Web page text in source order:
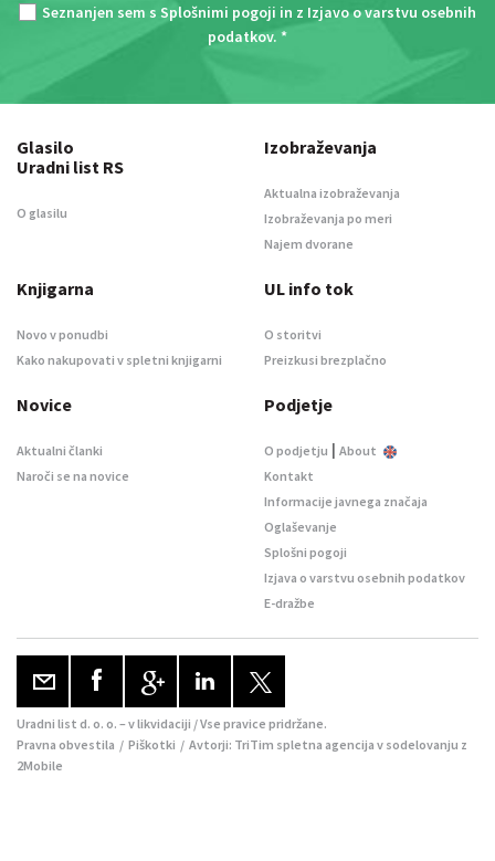
Seznanjen sem s Splošnimi pogoji in z Izjavo o varstvu osebnih
podatkov. *
Glasilo
Uradni list RS
O glasilu
Izobraževanja
Aktualna izobraževanja
Izobraževanja po meri
Najem dvorane
Knjigarna
Novo v ponudbi
Kako nakupovati v spletni knjigarni
UL info tok
O storitvi
Preizkusi brezplačno
Novice
Aktualni članki
Naroči se na novice
Podjetje
O podjetju | About
Kontakt
Informacije javnega značaja
Oglaševanje
Splošni pogoji
Izjava o varstvu osebnih podatkov
E-dražbe
Uradni list d. o. o. – v likvidaciji / Vse pravice pridržane.
Pravna obvestila / Piškotki / Avtorji: TriTim spletna agencija v sodelovanju z
2Mobile